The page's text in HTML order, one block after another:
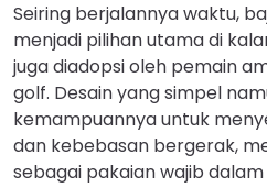
Seiring berjalannya waktu,
menjadi pilihan utama di
juga diadopsi oleh pemain
golf. Desain yang simpel
kemampuannya untuk
dan kebebasan bergerak,
sebagai pakaian wajib